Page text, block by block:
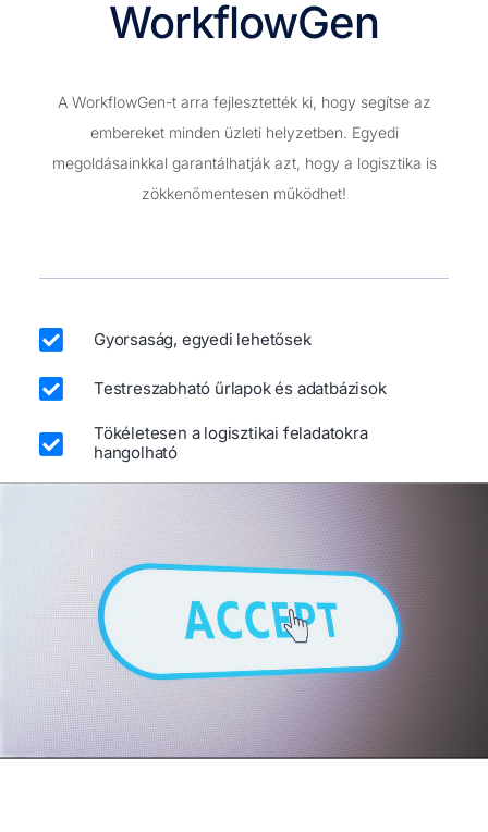
WorkflowGen
A WorkflowGen-t arra fejlesztették ki, hogy segítse az
embereket minden üzleti helyzetben. Egyedi
megoldásainkkal garantálhatják azt, hogy a logisztika is
zökkenőmentesen működhet!
Gyorsaság, egyedi lehetősek
Testreszabható űrlapok és adatbázisok
Tökéletesen a logisztikai feladatokra
hangolható